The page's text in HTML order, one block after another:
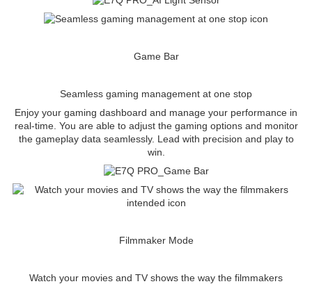
Game Bar
Seamless gaming management at one stop
Enjoy your gaming dashboard and manage your performance in
real-time. You are able to adjust the gaming options and monitor
the gameplay data seamlessly. Lead with precision and play to
win.
Filmmaker Mode
Watch your movies and TV shows the way the filmmakers